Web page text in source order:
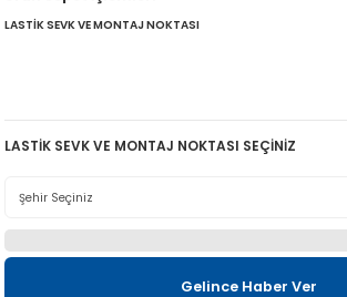
LASTİK SEVK VE MONTAJ NOKTASI
LASTİK SEVK VE MONTAJ NOKTASI SEÇİNİZ
Gelince Haber Ver